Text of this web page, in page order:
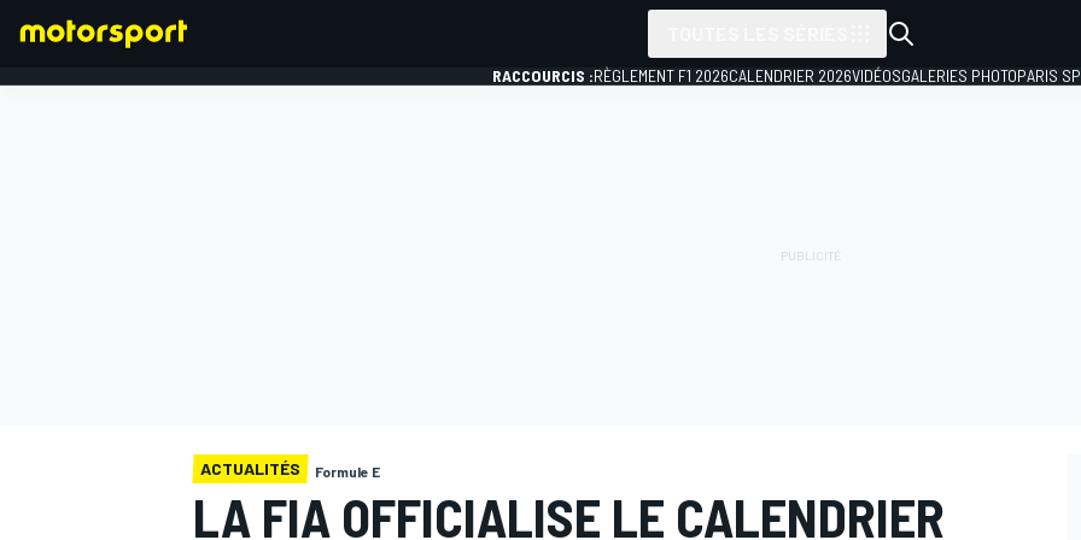
RACCOURCIS :RÈGLEMENT F1 2026CALENDRIER 2026VIDÉOSGALERIES PHOTOPARIS
ACTUALITÉS Formule E
LA FIA OFFICIALISE LE CALENDRIER